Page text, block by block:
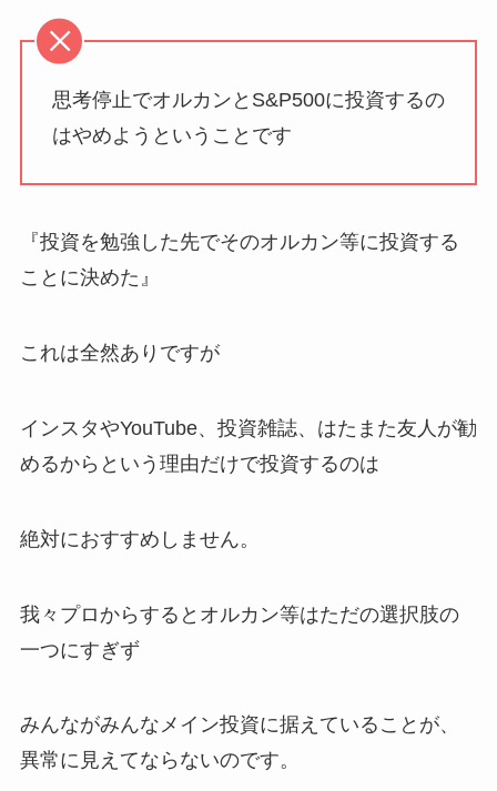
思考停止でオルカンとS&P500に投資するの
はやめようということです
『投資を勉強した先でそのオルカン等に投資する
ことに決めた』
これは全然ありですが
インスタやYouTube、投資雑誌、はたまた友人が勧
めるからという理由だけで投資するのは
絶対におすすめしません。
我々プロからするとオルカン等はただの選択肢の
一つにすぎず
みんながみんなメイン投資に据えていることが、
異常に見えてならないのです。